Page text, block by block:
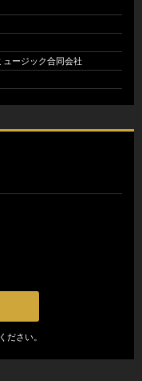
ュージック合同会社
ださい。